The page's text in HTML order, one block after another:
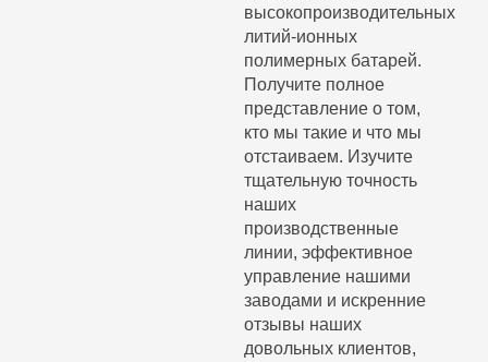
высокопроизводительных
литий-ионных
полимерных батарей.
Получите полное
представление о том,
кто мы такие и что мы
отстаиваем. Изучите
тщательную точность
наших
производственные
линии, эффективное
управление нашими
заводами и искренние
отзывы наших
довольных клиентов,